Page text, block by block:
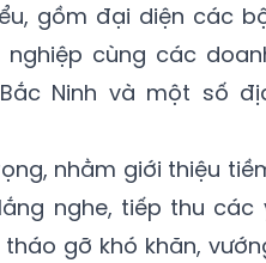
gồm đại diện các
cùng các
Ninh và một số
nhằm giới thiệu
nghe, tiếp thu các
gỡ khó khăn,